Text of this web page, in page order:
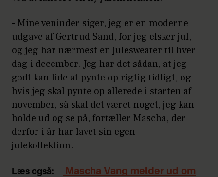
- Mine veninder siger, jeg er en moderne
udgave af Gertrud Sand, for jeg elsker jul,
og jeg har nærmest en julesweater til hver
dag i december. Jeg har det sådan, at jeg
godt kan lide at pynte op rigtig tidligt, og
hvis jeg skal pynte op allerede i starten af
november, så skal det været noget, jeg kan
holde ud og se på, fortæller Mascha, der
derfor i år har lavet sin egen
julekollektion.
Læs også:
Mascha Vang melder ud om